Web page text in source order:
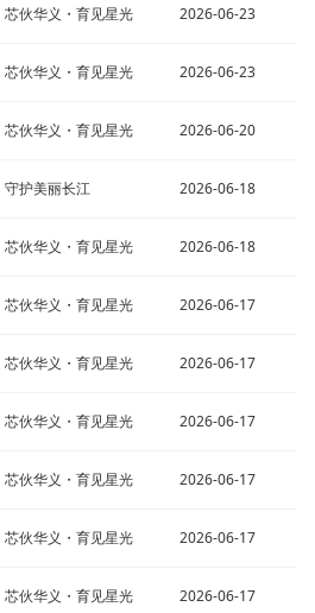
芯伙华义・育见星光 2026-06-23
芯伙华义・育见星光 2026-06-23
芯伙华义・育见星光 2026-06-20
守护美丽长江 2026-06-18
芯伙华义・育见星光 2026-06-18
芯伙华义・育见星光 2026-06-17
芯伙华义・育见星光 2026-06-17
芯伙华义・育见星光 2026-06-17
芯伙华义・育见星光 2026-06-17
芯伙华义・育见星光 2026-06-17
芯伙华义・育见星光 2026-06-17